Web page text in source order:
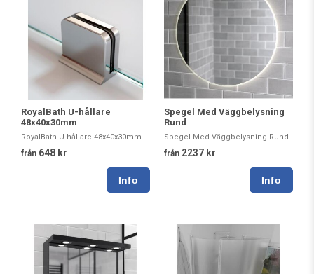
RoyalBath U-hållare
48x40x30mm
RoyalBath U-hållare 48x40x30mm
från 648 kr
Spegel Med Väggbelysning
Rund
Spegel Med Väggbelysning Rund
från 2237 kr